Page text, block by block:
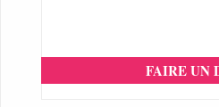
FAIRE UN